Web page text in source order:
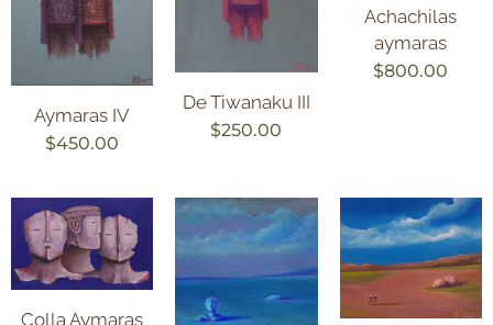
Aymaras IV
$450.00
De Tiwanaku III
$250.00
Achachilas
aymaras
$800.00
Colla Aymaras